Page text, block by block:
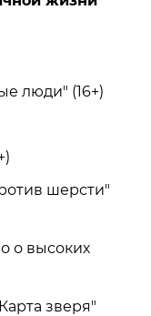
люди" (16+)
шерсти"
о высоких
зверя"